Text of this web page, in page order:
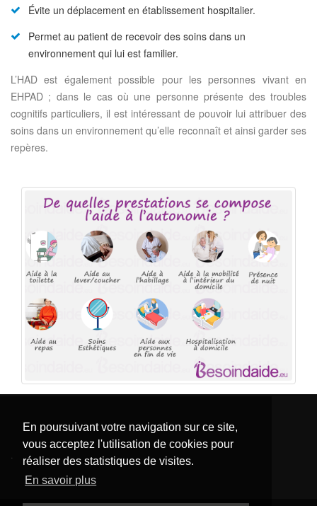
En poursuivant votre navigation sur ce site,
vous acceptez l'utilisation de cookies pour
réaliser des statistiques de visites.
En savoir plus
Évite un déplacement en établissement hospitalier.
Permet au patient de recevoir des soins dans un
environnement qui lui est familier.
L’HAD est également possible pour les personnes vivant en
EHPAD ; dans le cas où une personne présente des troubles
cognitifs particuliers, il est intéressant de pouvoir lui attribuer des
soins dans un environnement qu’elle reconnaît et ainsi garder ses
repères.
.